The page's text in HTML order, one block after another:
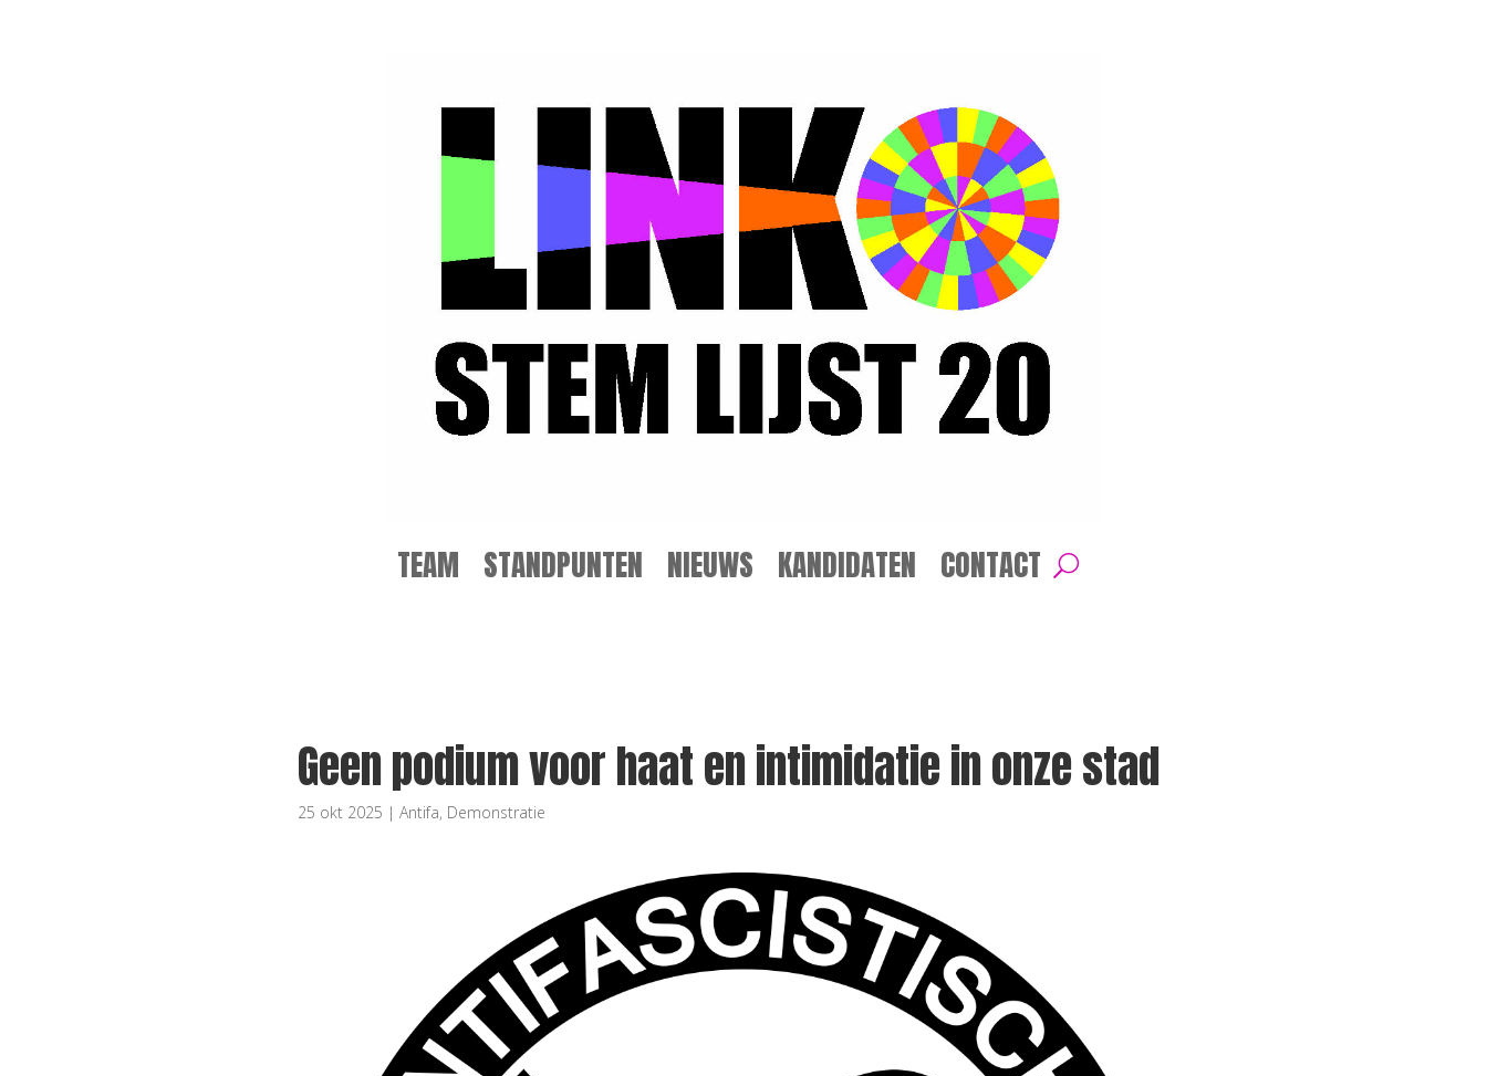
TEAM STANDPUNTEN NIEUWS KANDIDATEN CONTACT
Geen podium voor haat en intimidatie in onze stad
25 okt 2025 | Antifa, Demonstratie